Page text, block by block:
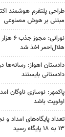
طراحی پلتفرم هوشمند
مبتنی بر هوش مصنوعی
نورانی:
هلال‌احمر اخذ شد
دادستان اهواز: رسانه‌ها
دادستانی بایستند
پاکمهر: نوسازی ناوگان
اولویت باشد
تعداد پایگاه‌های امداد
۱۳ به ۱۸ پایگاه رسید